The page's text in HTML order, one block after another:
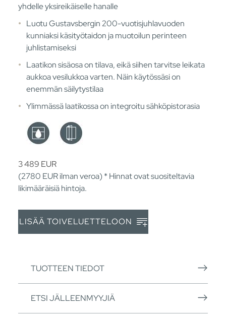
yhdelle yksireikäiselle hanalle
Luotu Gustavsbergin 200-vuotisjuhlavuoden
kunniaksi käsityötaidon ja muotoilun perinteen
juhlistamiseksi
Laatikon sisäosa on tilava, eikä siihen tarvitse leikata
aukkoa vesilukkoa varten. Näin käytössäsi on
enemmän säilytystilaa
Ylimmässä laatikossa on integroitu sähköpistorasia
3 489 EUR
(2780 EURilman veroa) * Hinnat ovat suositeltavia
likimääräisiä hintoja.
LISÄÄ TOIVELUETTELOON
TUOTTEEN TIEDOT
ETSI JÄLLEENMYYJIÄ